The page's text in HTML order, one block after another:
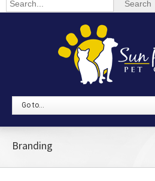
Go to...
Branding